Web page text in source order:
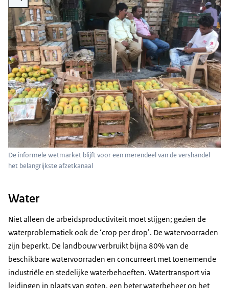
De informele wetmarket blijft voor een merendeel van de vershandel
het belangrijkste afzetkanaal
Water
Niet alleen de arbeidsproductiviteit moet stijgen; gezien de
waterproblematiek ook de ‘crop per drop’. De watervoorraden
zijn beperkt. De landbouw verbruikt bijna 80% van de
beschikbare watervoorraden en concurreert met toenemende
industriële en stedelijke waterbehoeften. Watertransport via
leidingen in plaats van goten, een beter waterbeheer op het